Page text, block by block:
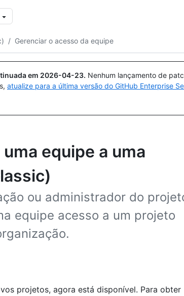
/ Gerenciar o acesso da equipe
em 2026-04-23. Nenhum lançamento de
atualize para a última versão do GitHub Enterprise
equipe a uma
ou administrador do
equipe acesso a um projeto
projetos, agora está disponível. Para obter